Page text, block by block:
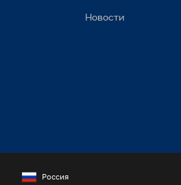
Новости
Россия